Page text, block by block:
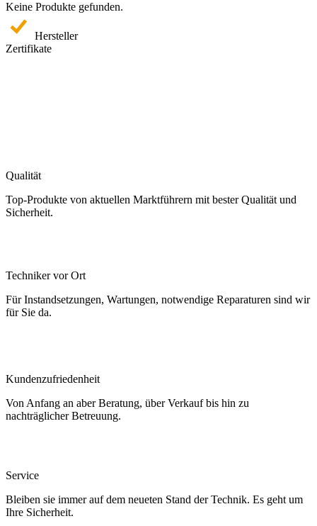
Keine Produkte gefunden.
Hersteller
Zertifikate
Qualität
Top-Produkte von aktuellen Marktführern mit bester Qualität und
Sicherheit.
Techniker vor Ort
Für Instandsetzungen, Wartungen, notwendige Reparaturen sind wir
für Sie da.
Kundenzufriedenheit
Von Anfang an aber Beratung, über Verkauf bis hin zu
nachträglicher Betreuung.
Service
Bleiben sie immer auf dem neueten Stand der Technik. Es geht um
Ihre Sicherheit.